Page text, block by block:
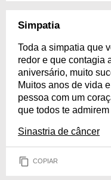
Simpatia
Toda a simpatia que
redor e que contagia
aniversário, muito
Muitos anos de vida
pessoa com um
que todos te
Sinastria de câncer
COPIAR